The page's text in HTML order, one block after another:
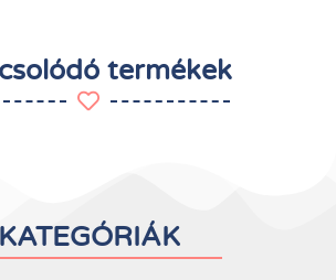
termékek
KATEGÓRIÁK